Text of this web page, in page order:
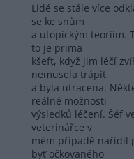
Lidé se stále více
se ke snům
a utopickým teoriím.
to je prima
kšeft, když jim léčí
nemusela trápit
a byla utracena.
reálné možnosti
výsledků léčení. Šéf
veterinářce v
mém případě nařídil
byť očkovaného